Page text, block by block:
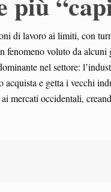
di lavoro ai limiti, con
voluto da
nel settore:
acquista e getta i vecchi
mercati occidentali,